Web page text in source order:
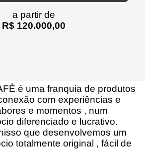
a partir de
R$ 120.000,00
é uma franquia de produtos
com experiências e
e momentos , num
diferenciado e lucrativo.
que desenvolvemos um
totalmente original , fácil de